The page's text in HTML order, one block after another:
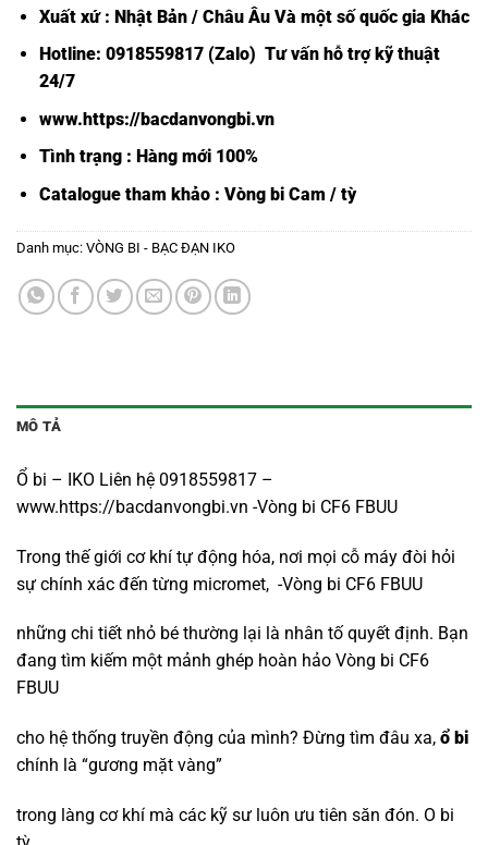
Xuất xứ : Nhật Bản / Châu Âu Và một số quốc gia Khác
Hotline: 0918559817 (Zalo) Tư vấn hỗ trợ kỹ thuật
24/7
www.https://bacdanvongbi.vn
Tình trạng : Hàng mới 100%
Catalogue tham khảo : Vòng bi Cam / tỳ
Danh mục: VÒNG BI - BẠC ĐẠN IKO
MÔ TẢ
Ổ bi – IKO Liên hệ 0918559817 –
www.https://bacdanvongbi.vn -Vòng bi CF6 FBUU
Trong thế giới cơ khí tự động hóa, nơi mọi cỗ máy đòi hỏi
sự chính xác đến từng micromet, -Vòng bi CF6 FBUU
những chi tiết nhỏ bé thường lại là nhân tố quyết định. Bạn
đang tìm kiếm một mảnh ghép hoàn hảo Vòng bi CF6
FBUU
cho hệ thống truyền động của mình? Đừng tìm đâu xa, ổ bi
chính là “gương mặt vàng”
trong làng cơ khí mà các kỹ sư luôn ưu tiên săn đón. O bi